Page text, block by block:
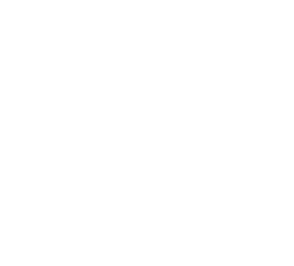
elegíveis para inibidores PD-(L)1